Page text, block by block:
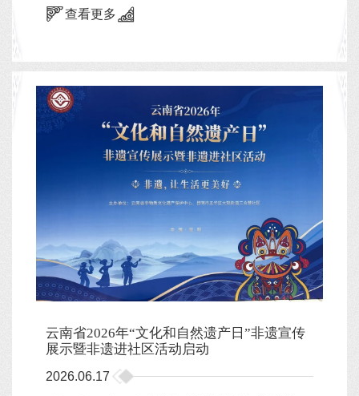
查看更多
云南省2026年“文化和自然遗产日”非遗宣传
展示暨非遗进社区活动启动
2026.06.17